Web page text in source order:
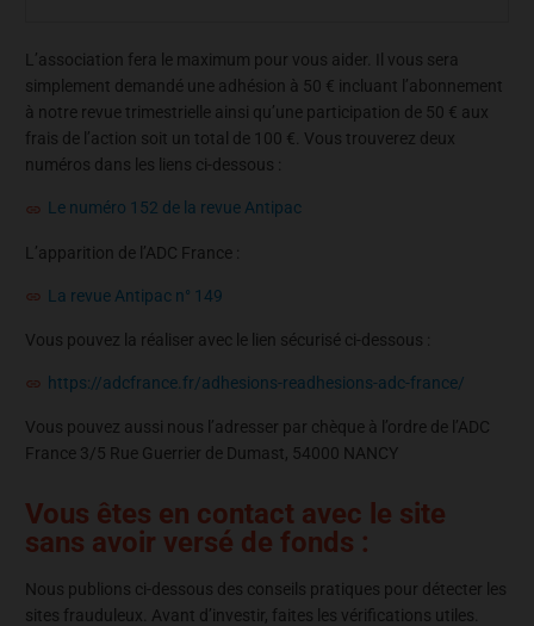
L’association fera le maximum pour vous aider. Il vous sera
simplement demandé une adhésion à 50 € incluant l’abonnement
à notre revue trimestrielle ainsi qu’une participation de 50 € aux
frais de l’action soit un total de 100 €. Vous trouverez deux
numéros dans les liens ci-dessous :
Le numéro 152 de la revue Antipac
L’apparition de l’ADC France :
La revue Antipac n° 149
Vous pouvez la réaliser avec le lien sécurisé ci-dessous :
https://adcfrance.fr/adhesions-readhesions-adc-france/
Vous pouvez aussi nous l’adresser par chèque à l’ordre de l’ADC
France 3/5 Rue Guerrier de Dumast, 54000 NANCY
Vous êtes en contact avec le site
sans avoir versé de fonds :
Nous publions ci-dessous des conseils pratiques pour détecter les
sites frauduleux. Avant d’investir, faites les vérifications utiles.